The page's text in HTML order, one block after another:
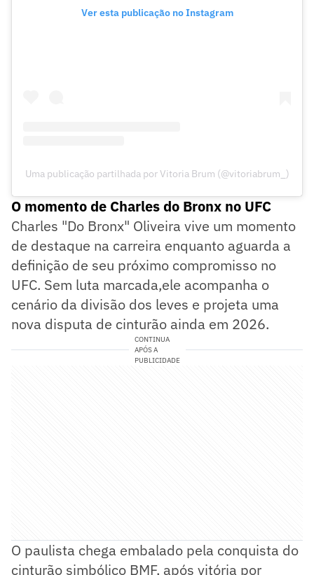
Ver esta publicação no Instagram
Uma publicação partilhada por Vitoria Brum (@vitoriabrum_)
O momento de Charles do Bronx no UFC
Charles "Do Bronx" Oliveira vive um momento
de destaque na carreira enquanto aguarda a
definição de seu próximo compromisso no
UFC. Sem luta marcada,ele acompanha o
cenário da divisão dos leves e projeta uma
nova disputa de cinturão ainda em 2026.
CONTINUA
APÓS A
PUBLICIDADE
O paulista chega embalado pela conquista do
cinturão simbólico BMF, após vitória por